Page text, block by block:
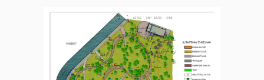
ANTANO MONČIO VARDO
SKULPTŪRŲ PARKAS.
PALANGA